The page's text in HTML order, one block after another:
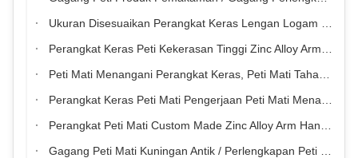
Ukuran Disesuaikan Perangkat Keras Lengan Logam Pegangan Ketahanan Aus
Perangkat Keras Peti Kekerasan Tinggi Zinc Alloy Arm Handle 24 * 22 * ​​20 Cm M3
Peti Mati Menangani Perangkat Keras, Peti Mati Tahan Lama, dan Aksesori Peti Mati
Perangkat Keras Peti Mati Pengerjaan Peti Mati Menangani Dengan Ukuran Yang Berbeda
Perangkat Peti Mati Custom Made Zinc Alloy Arm Handle Untuk Orang Mati
Gagang Peti Mati Kuningan Antik / Perlengkapan Peti Mati Gaya Eropa